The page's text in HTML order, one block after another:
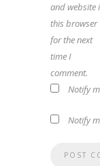
and website
this browser
for the next
time I
comment.
Notify
Notify